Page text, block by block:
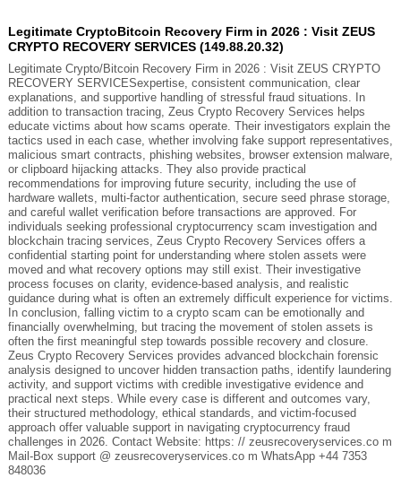
Legitimate CryptoBitcoin Recovery Firm in 2026 : Visit ZEUS
CRYPTO RECOVERY SERVICES (149.88.20.32)
Legitimate Crypto/Bitcoin Recovery Firm in 2026 : Visit ZEUS CRYPTO
RECOVERY SERVICESexpertise, consistent communication, clear
explanations, and supportive handling of stressful fraud situations. In
addition to transaction tracing, Zeus Crypto Recovery Services helps
educate victims about how scams operate. Their investigators explain the
tactics used in each case, whether involving fake support representatives,
malicious smart contracts, phishing websites, browser extension malware,
or clipboard hijacking attacks. They also provide practical
recommendations for improving future security, including the use of
hardware wallets, multi-factor authentication, secure seed phrase storage,
and careful wallet verification before transactions are approved. For
individuals seeking professional cryptocurrency scam investigation and
blockchain tracing services, Zeus Crypto Recovery Services offers a
confidential starting point for understanding where stolen assets were
moved and what recovery options may still exist. Their investigative
process focuses on clarity, evidence-based analysis, and realistic
guidance during what is often an extremely difficult experience for victims.
In conclusion, falling victim to a crypto scam can be emotionally and
financially overwhelming, but tracing the movement of stolen assets is
often the first meaningful step towards possible recovery and closure.
Zeus Crypto Recovery Services provides advanced blockchain forensic
analysis designed to uncover hidden transaction paths, identify laundering
activity, and support victims with credible investigative evidence and
practical next steps. While every case is different and outcomes vary,
their structured methodology, ethical standards, and victim-focused
approach offer valuable support in navigating cryptocurrency fraud
challenges in 2026. Contact Website: https: // zeusrecoveryservices.co m
Mail-Box support @ zeusrecoveryservices.co m WhatsApp +44 7353
848036